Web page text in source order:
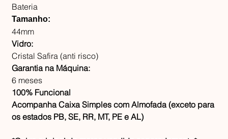
Bateria
Tamanho:
44mm
Vidro:
Cristal Safira (anti risco)
Garantia na Máquina:
6 meses
100% Funcional
Acompanha Caixa Simples com Almofada (exceto para
os estados PB, SE, RR, MT, PE e AL)